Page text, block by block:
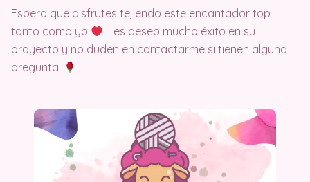
Espero que disfrutes tejiendo este encantador top
tanto como yo
. Les deseo mucho éxito en su
proyecto y no duden en contactarme si tienen alguna
pregunta.